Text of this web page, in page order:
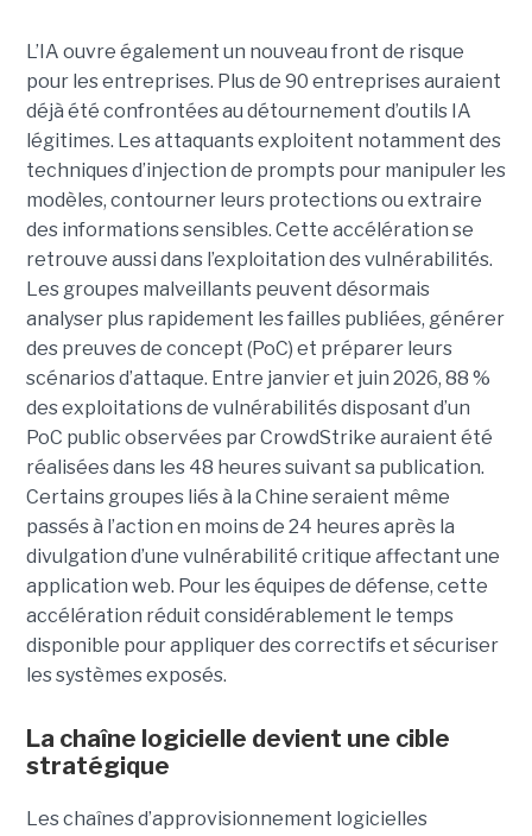
L’IA ouvre également un nouveau front de risque
pour les entreprises. Plus de 90 entreprises auraient
déjà été confrontées au détournement d’outils IA
légitimes. Les attaquants exploitent notamment des
techniques d’injection de prompts pour manipuler les
modèles, contourner leurs protections ou extraire
des informations sensibles. Cette accélération se
retrouve aussi dans l’exploitation des vulnérabilités.
Les groupes malveillants peuvent désormais
analyser plus rapidement les failles publiées, générer
des preuves de concept (PoC) et préparer leurs
scénarios d’attaque. Entre janvier et juin 2026, 88 %
des exploitations de vulnérabilités disposant d’un
PoC public observées par CrowdStrike auraient été
réalisées dans les 48 heures suivant sa publication.
Certains groupes liés à la Chine seraient même
passés à l’action en moins de 24 heures après la
divulgation d’une vulnérabilité critique affectant une
application web. Pour les équipes de défense, cette
accélération réduit considérablement le temps
disponible pour appliquer des correctifs et sécuriser
les systèmes exposés.
La chaîne logicielle devient une cible
stratégique
Les chaînes d’approvisionnement logicielles